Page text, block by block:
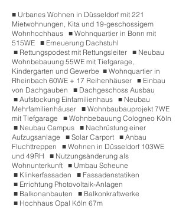
■ Urbanes Wohnen in Düsseldorf mit 221
Mietwohnungen, Kita und 19-geschossigem
Wohnhochhaus ■ Wohnquartier in Bonn mit
515WE ■ Erneuerung Dachstuhl
■ Rettungspodest mit Rettungsleiter ■ Neubau
Wohnbebauung 55WE mit Tiefgarage,
Kindergarten und Gewerbe ■ Wohnquartier in
Rheinbach 60WE + 17 Reihenhäuser ■ Einbau
von Dachgauben ■ Dachgeschoss Ausbau
■ Aufstockung Einfamilienhaus ■ Neubau
Mehrfamilienhäuser ■ Wohnbaubauprojekt 7WE
mit Tiefgarage ■ Wohnbebauung Cologneo Köln
■ Neubau Campus ■ Nachrüstung einer
Aufzugsanlage ■ Solar Carport ■ Anbau
Fluchttreppen ■ Wohnen in Düsseldorf 103WE
und 49RH ■ Nutzungsänderung als
Wohnunterkunft ■ Umbau Scheune
■ Klinkerfassaden ■ Fassadenstatiken
■ Errichtung Photovoltaik-Anlagen
■ Balkonanbauten ■ Balkonkraftwerke
■ Hochhaus Opal Köln 67m